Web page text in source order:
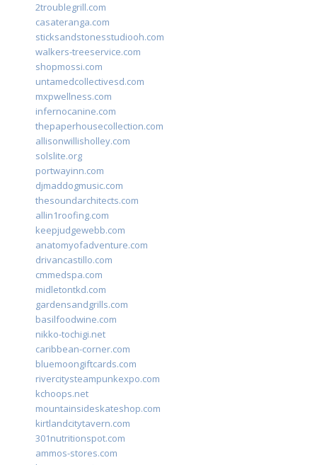
2troublegrill.com
casateranga.com
sticksandstonesstudiooh.com
walkers-treeservice.com
shopmossi.com
untamedcollectivesd.com
mxpwellness.com
infernocanine.com
thepaperhousecollection.com
allisonwillisholley.com
solslite.org
portwayinn.com
djmaddogmusic.com
thesoundarchitects.com
allin1roofing.com
keepjudgewebb.com
anatomyofadventure.com
drivancastillo.com
cmmedspa.com
midletontkd.com
gardensandgrills.com
basilfoodwine.com
nikko-tochigi.net
caribbean-corner.com
bluemoongiftcards.com
rivercitysteampunkexpo.com
kchoops.net
mountainsideskateshop.com
kirtlandcitytavern.com
301nutritionspot.com
ammos-stores.com